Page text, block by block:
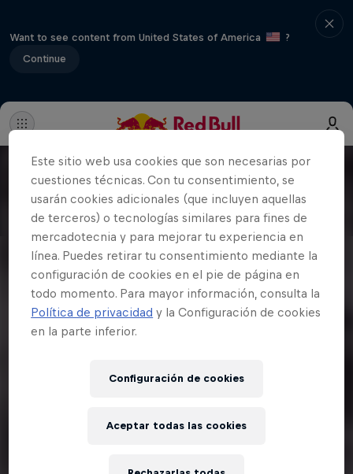
Want to see content from United States of America
?
Continue
Este sitio web usa cookies que son necesarias por
cuestiones técnicas. Con tu consentimiento, se
usarán cookies adicionales (que incluyen aquellas
de terceros) o tecnologías similares para fines de
mercadotecnia y para mejorar tu experiencia en
línea. Puedes retirar tu consentimiento mediante la
configuración de cookies en el pie de página en
todo momento. Para mayor información, consulta la
Política de privacidad y la Configuración de cookies
en la parte inferior.
Configuración de cookies
Aceptar todas las cookies